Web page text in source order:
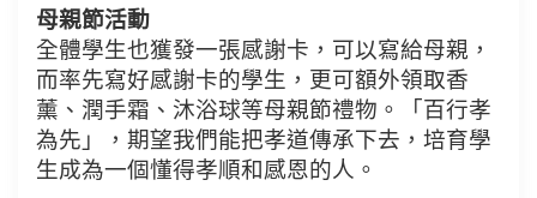
母親節活動
全體學生也獲發一張感謝卡，可以寫給母親，
而率先寫好感謝卡的學生，更可額外領取香
薰、潤手霜、沐浴球等母親節禮物。「百行孝
為先」，期望我們能把孝道傳承下去，培育學
生成為一個懂得孝順和感恩的人。